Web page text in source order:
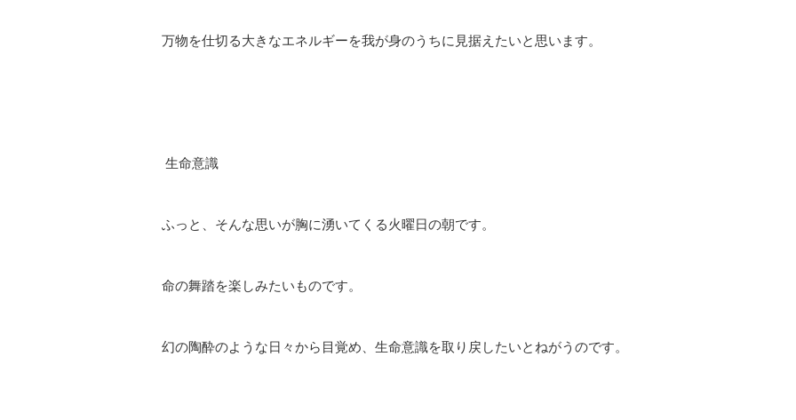
万物を仕切る大きなエネルギーを我が身のうちに見据えたいと思います。
生命意識
ふっと、そんな思いが胸に湧いてくる火曜日の朝です。
命の舞踏を楽しみたいものです。
幻の陶酔のような日々から目覚め、生命意識を取り戻したいとねがうのです。